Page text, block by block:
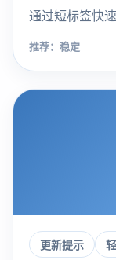
通过短标签快
推荐：稳定
更新提示